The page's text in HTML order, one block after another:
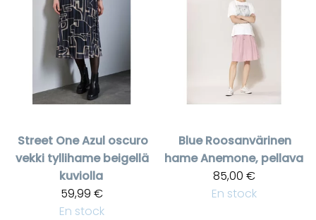
Street OneAzul oscuro
vekki tyllihame beigellä
kuviolla
59,99 €
En stock
Blue Roosanvärinen
hame Anemone, pellava
85,00 €
En stock